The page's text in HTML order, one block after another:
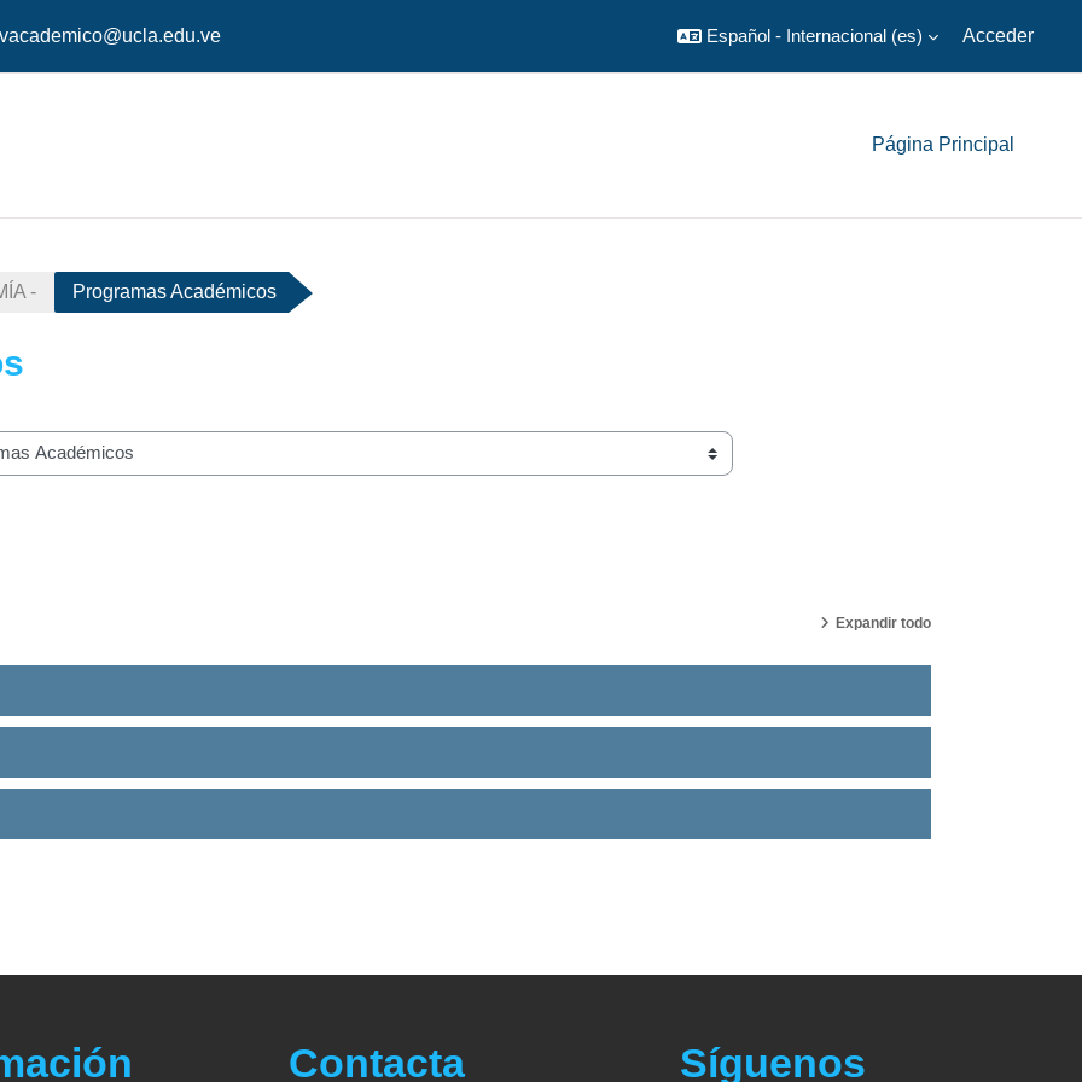
vacademico@ucla.edu.ve Español - Internacional ‎(es)‎ Acceder
Página Principal
- Programas Académicos
Expandir todo
Contacta Síguenos